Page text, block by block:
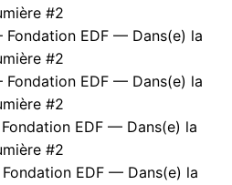
#2
Fondation EDF — Dans(e) la
#2
Fondation EDF — Dans(e) la
#2
EDF — Dans(e) la
#2
EDF — Dans(e) la